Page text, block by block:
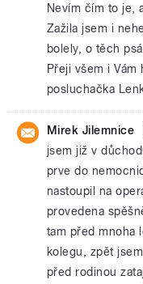
Nevím čím to je,
Zažila jsem i
bolely, o těch
Přeji všem i Vám
posluchačka
Mirek Jilemnice
jsem již v
prve do
nastoupil na
provedena
tam před mnoha
kolegu, zpět
před rodinou